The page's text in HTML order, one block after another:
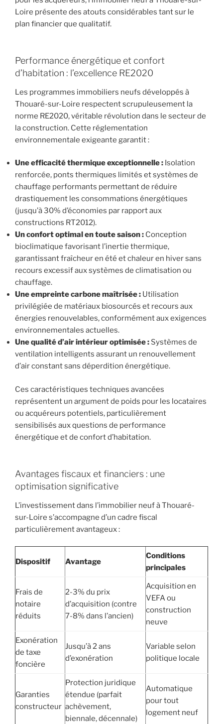
Loire présente des atouts considérables tant sur le
plan financier que qualitatif.
Performance énergétique et confort
d’habitation : l’excellence RE2020
Les programmes immobiliers neufs développés à
Thouaré-sur-Loire respectent scrupuleusement la
norme RE2020, véritable révolution dans le secteur de
la construction. Cette réglementation
environnementale exigeante garantit :
Une efficacité thermique exceptionnelle : Isolation
renforcée, ponts thermiques limités et systèmes de
chauffage performants permettant de réduire
drastiquement les consommations énergétiques
(jusqu’à 30% d’économies par rapport aux
constructions RT2012).
Un confort optimal en toute saison : Conception
bioclimatique favorisant l’inertie thermique,
garantissant fraîcheur en été et chaleur en hiver sans
recours excessif aux systèmes de climatisation ou
chauffage.
Une empreinte carbone maîtrisée : Utilisation
privilégiée de matériaux biosourcés et recours aux
énergies renouvelables, conformément aux exigences
environnementales actuelles.
Une qualité d’air intérieur optimisée : Systèmes de
ventilation intelligents assurant un renouvellement
d’air constant sans déperdition énergétique.
Ces caractéristiques techniques avancées
représentent un argument de poids pour les locataires
ou acquéreurs potentiels, particulièrement
sensibilisés aux questions de performance
énergétique et de confort d’habitation.
Avantages fiscaux et financiers : une
optimisation significative
L’investissement dans l’immobilier neuf à Thouaré-
sur-Loire s’accompagne d’un cadre fiscal
particulièrement avantageux :
Dispositif Avantage
Conditions
principales
Frais de
notaire
réduits
2-3% du prix
d’acquisition (contre
7-8% dans l’ancien)
Acquisition en
VEFA ou
construction
neuve
Exonération
de taxe
foncière
Jusqu’à 2 ans
d’exonération
Variable selon
politique locale
Garanties
constructeur
Protection juridique
étendue (parfait
achèvement,
biennale, décennale)
Automatique
pour tout
logement neuf